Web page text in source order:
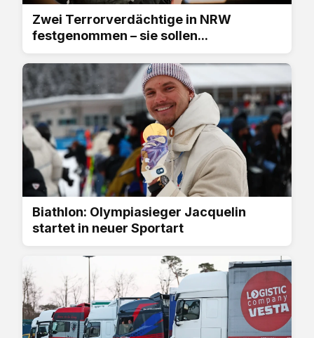
Zwei Terrorverdächtige in NRW
festgenommen – sie sollen...
Biathlon: Olympiasieger Jacquelin
startet in neuer Sportart